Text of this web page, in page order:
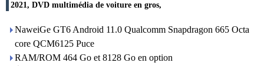
2021, DVD multimédia de voiture en gros,
NaweiGe GT6 Android 11.0 Qualcomm Snapdragon 665 Octa
core QCM6125 Puce
RAM/ROM 464 Go et 8128 Go en option